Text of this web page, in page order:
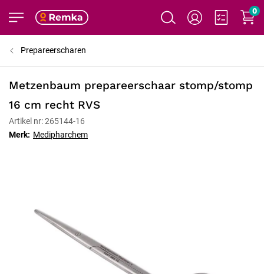
0
Prepareerscharen
Metzenbaum prepareerschaar stomp/stomp
16 cm recht RVS
Artikel nr: 265144-16
Merk: Medipharchem